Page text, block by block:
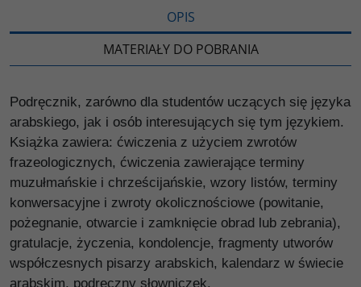
OPIS
MATERIAŁY DO POBRANIA
Podręcznik, zarówno dla studentów uczących się języka
arabskiego, jak i osób interesujących się tym językiem.
Książka zawiera: ćwiczenia z użyciem zwrotów
frazeologicznych, ćwiczenia zawierające terminy
muzułmańskie i chrześcijańskie, wzory listów, terminy
konwersacyjne i zwroty okolicznościowe (powitanie,
pożegnanie, otwarcie i zamknięcie obrad lub zebrania),
gratulacje, życzenia, kondolencje, fragmenty utworów
współczesnych pisarzy arabskich, kalendarz w świecie
arabskim, podręczny słowniczek.